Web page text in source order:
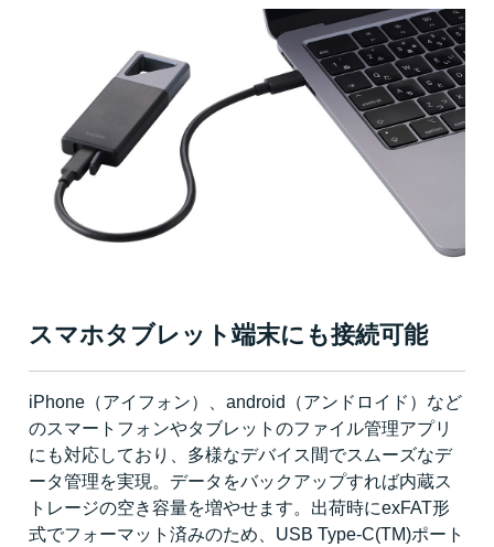
スマホタブレット端末にも接続可能
iPhone（アイフォン）、android（アンドロイド）など
のスマートフォンやタブレットのファイル管理アプリ
にも対応しており、多様なデバイス間でスムーズなデ
ータ管理を実現。データをバックアップすれば内蔵ス
トレージの空き容量を増やせます。出荷時にexFAT形
式でフォーマット済みのため、USB Type-C(TM)ポート